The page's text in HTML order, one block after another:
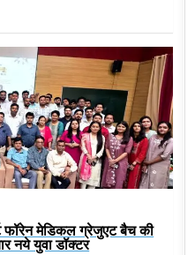
फॉरेन मेडिकल ग्रेजुएट बैच की
नये युवा डॉक्टर